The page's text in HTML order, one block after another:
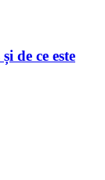
de ce este